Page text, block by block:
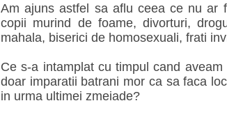
Am ajuns astfel sa aflu ceea ce nu ar
copii murind de foame, divorturi,
mahala, biserici de homosexuali, frati
Ce s-a intamplat cu timpul cand
doar imparatii batrani mor ca sa faca
in urma ultimei zmeiade?